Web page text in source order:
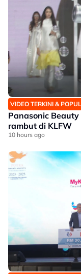
VIDEO TERKINI &
Panasonic
rambut di KLFW
10 hours ago